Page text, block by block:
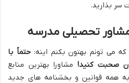
سر بذارید.
تحصیلی مدرسه
می تونم بهتون بکنم اینه:حتماً با
صحبت کنید! مشاورا بهترین منابع
همه قوانین و بخشنامه های جدید